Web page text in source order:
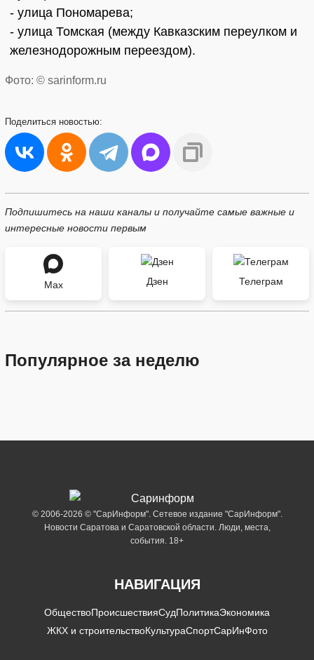
- улица Пономарева;
- улица Томская (между Кавказским переулком и
железнодорожным переездом).
Фото: © sarinform.ru
Поделиться новостью:
Подпишитесь на наши каналы и получайте самые важные и
интересные новости первым
Max Дзен Телеграм
Популярное за неделю
© 2006-2026 © "СарИнформ". Сетевое издание "СарИнформ".
Новости Саратова и Саратовской области. Люди, места,
события. 18+
НАВИГАЦИЯ
ОбществоПроисшествияСудПолитикаЭкономика
ЖКХ и строительствоКультураСпортСарИнФото